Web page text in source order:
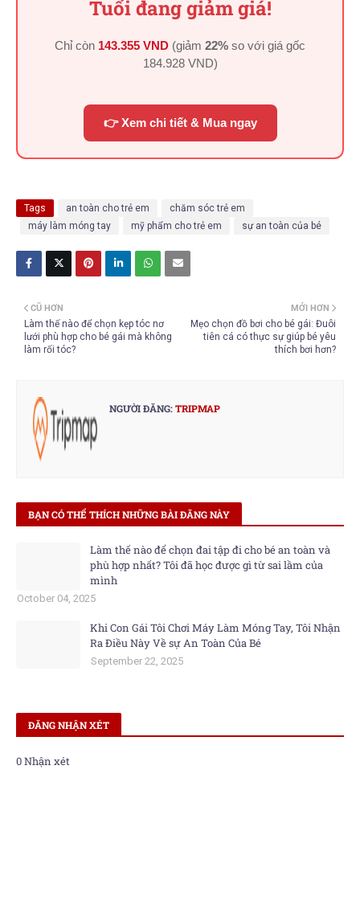
Tuổi đang giảm giá!
Chỉ còn 143.355 VND (giảm 22% so với giá gốc
184.928 VND)
👉 Xem chi tiết & Mua ngay
Tags an toàn cho trẻ em
chăm sóc trẻ em
máy làm móng tay
mỹ phẩm cho trẻ em sự an toàn của bé
MỚI HƠN
Mẹo chọn đồ bơi cho bé gái: Đuôi
tiên cá có thực sự giúp bé yêu
thích bơi hơn?
CŨ HƠN
Làm thế nào để chọn kẹp tóc nơ
lưới phù hợp cho bé gái mà không
làm rối tóc?
NGƯỜI ĐĂNG:TRIPMAP
BẠN CÓ THỂ THÍCH NHỮNG BÀI ĐĂNG NÀY
Làm thế nào để chọn đai tập đi cho bé an toàn và
phù hợp nhất? Tôi đã học được gì từ sai lầm của
mình
October 04, 2025
Khi Con Gái Tôi Chơi Máy Làm Móng Tay, Tôi Nhận
Ra Điều Này Về sự An Toàn Của Bé
September 22, 2025
ĐĂNG NHẬN XÉT
0 Nhận xét